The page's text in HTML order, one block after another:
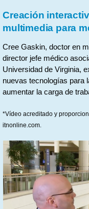
Creación
multimedia para
Cree Gaskin, doctor en
director jefe médico
Universidad de Virginia,
nuevas tecnologías para
aumentar la carga de
*Vídeo acreditado y
itnonline.com.